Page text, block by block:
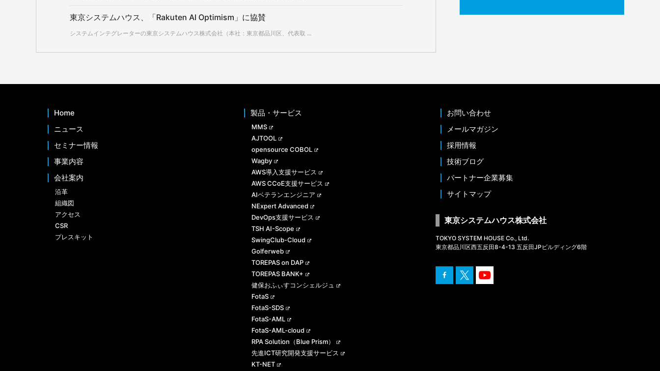
東京システムハウス、「Rakuten AI Optimism」に協賛
システムインテグレーターの東京システムハウス株式会社（本社：東京都品川区、代表取 ...
Home
ニュース
セミナー情報
事業内容
会社案内
沿革
組織図
アクセス
CSR
プレスキット
製品・サービス
MMS
AJTOOL
opensource COBOL
Wagby
AWS導入支援サービス
AWS CCoE支援サービス
AIベテランエンジニア
NExpert Advanced
DevOps支援サービス
TSH AI-Scope
SwingClub-Cloud
Golferweb
TOREPAS on DAP
TOREPAS BANK+
健保おふぃすコンシェルジュ
FotaS
FotaS-SDS
FotaS-AML
FotaS-AML-cloud
RPA Solution（Blue Prism）
先進ICT研究開発支援サービス
KT-NET
お問い合わせ
メールマガジン
採用情報
技術ブログ
パートナー企業募集
サイトマップ
東京システムハウス株式会社
TOKYO SYSTEM HOUSE Co., Ltd.
東京都品川区西五反田8-4-13 五反田JPビルディング6階